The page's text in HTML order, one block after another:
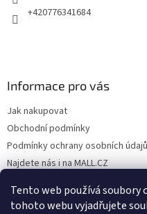
Tento web používá soubory
tohoto webu vyjadřujete
+420776341684
Informace pro vás
Jak nakupovat
Obchodní podmínky
Podmínky ochrany osobních údajů
Najdete nás i na MALL.CZ
Formulář pro uplatnění reklamace